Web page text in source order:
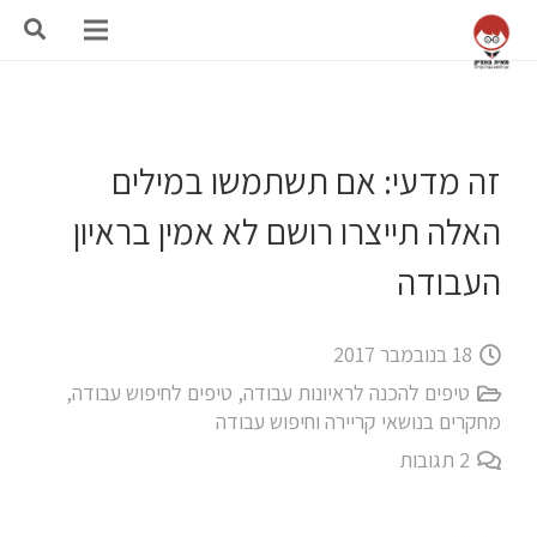
זה מדעי: אם תשתמשו במילים
האלה תייצרו רושם לא אמין בראיון
העבודה
18 בנובמבר 2017
טיפים להכנה לראיונות עבודה, טיפים לחיפוש עבודה,
מחקרים בנושאי קריירה וחיפוש עבודה
2 תגובות